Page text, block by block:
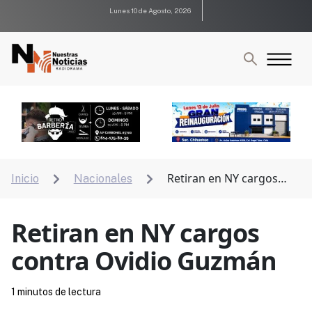
Lunes 10 de Agosto, 2026
Inicio  Nacionales 
Retiran en NY cargos
Retiran en NY cargos
contra Ovidio Guzmán
1 minutos de lectura